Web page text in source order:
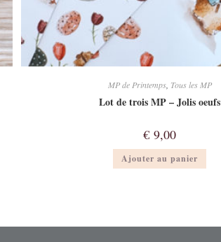
MP de Printemps, Tous les MP
Lot de trois MP – Jolis oeufs
€ 9,00
Ajouter au panier